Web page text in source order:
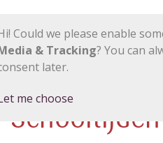
Schooltijden
Could we please enable
& Tracking? You can
later.
me choose